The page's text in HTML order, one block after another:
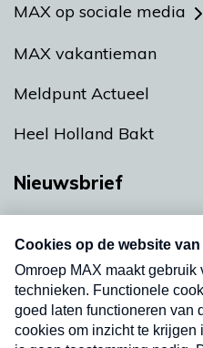
MAX op sociale media
MAX vakantieman
Meldpunt Actueel
Heel Holland Bakt
Nieuwsbrief
nieuwsbrief. Elke
uw mailbox.